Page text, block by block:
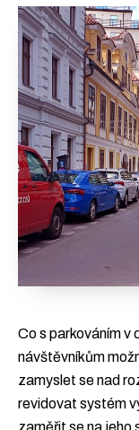
Co s parkováním
návštěvníkům
zamyslet se nad
revidovat systém
zaměřit se na jeho